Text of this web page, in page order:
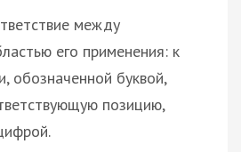
между
его применения: к
обозначенной буквой,
позицию,